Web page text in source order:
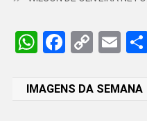
WhatsApp
Facebook
Copy
IMAGENS DA SEMANA